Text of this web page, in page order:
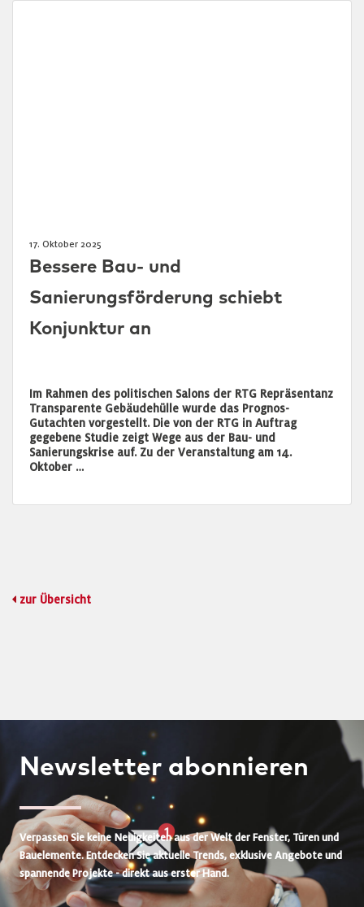
17. Oktober 2025
Bessere Bau- und
Sanierungsförderung schiebt
Konjunktur an
Im Rahmen des politischen Salons der RTG Repräsentanz
Transparente Gebäudehülle wurde das Prognos-
Gutachten vorgestellt. Die von der RTG in Auftrag
gegebene Studie zeigt Wege aus der Bau- und
Sanierungskrise auf. Zu der Veranstaltung am 14.
Oktober …
zur Übersicht
Newsletter abonnieren
Verpassen Sie keine Neuigkeiten aus der Welt der Fenster, Türen und
Bauelemente. Entdecken Sie aktuelle Trends, exklusive Angebote und
spannende Projekte - direkt aus erster Hand.